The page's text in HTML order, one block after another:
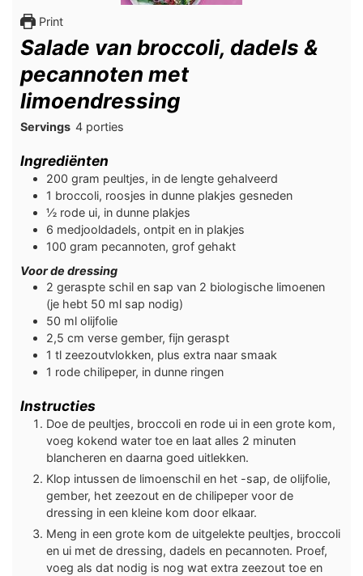
Print
Salade van broccoli, dadels &
pecannoten met
limoendressing
Servings 4 porties
Ingrediënten
200 gram peultjes, in de lengte gehalveerd
1 broccoli, roosjes in dunne plakjes gesneden
½ rode ui, in dunne plakjes
6 medjooldadels, ontpit en in plakjes
100 gram pecannoten, grof gehakt
Voor de dressing
2 geraspte schil en sap van 2 biologische limoenen
(je hebt 50 ml sap nodig)
50 ml olijfolie
2,5 cm verse gember, fijn geraspt
1 tl zeezoutvlokken, plus extra naar smaak
1 rode chilipeper, in dunne ringen
Instructies
Doe de peultjes, broccoli en rode ui in een grote kom,
voeg kokend water toe en laat alles 2 minuten
blancheren en daarna goed uitlekken.
Klop intussen de limoenschil en het -sap, de olijfolie,
gember, het zeezout en de chilipeper voor de
dressing in een kleine kom door elkaar.
Meng in een grote kom de uitgelekte peultjes, broccoli
en ui met de dressing, dadels en pecannoten. Proef,
voeg als dat nodig is nog wat extra zeezout toe en